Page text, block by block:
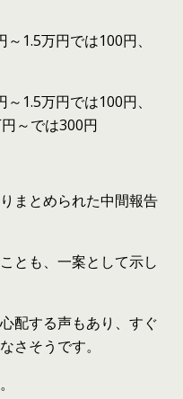
1.5万円では100円、
1.5万円では100円、
～では300円
まとめられた中間報告
とも、一案として示し
配する声もあり、すぐ
さそうです。